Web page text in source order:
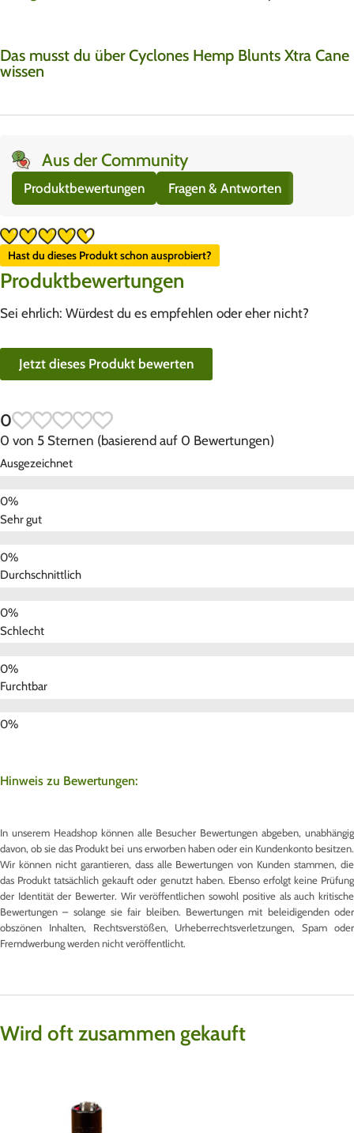
Das musst du über Cyclones Hemp Blunts Xtra Cane
wissen
Aus der Community
Produktbewertungen Fragen & Antworten
Hast du dieses Produkt schon ausprobiert?
Produktbewertungen
Sei ehrlich: Würdest du es empfehlen oder eher nicht?
Jetzt dieses Produkt bewerten
0
0 von 5 Sternen (basierend auf 0 Bewertungen)
Ausgezeichnet
Sehr gut
Durchschnittlich
Schlecht
Furchtbar
Hinweis zu Bewertungen:
In unserem Headshop können alle Besucher Bewertungen abgeben, unabhängig
davon, ob sie das Produkt bei uns erworben haben oder ein Kundenkonto besitzen.
Wir können nicht garantieren, dass alle Bewertungen von Kunden stammen, die
das Produkt tatsächlich gekauft oder genutzt haben. Ebenso erfolgt keine Prüfung
der Identität der Bewerter. Wir veröffentlichen sowohl positive als auch kritische
Bewertungen – solange sie fair bleiben. Bewertungen mit beleidigenden oder
obszönen Inhalten, Rechtsverstößen, Urheberrechtsverletzungen, Spam oder
Fremdwerbung werden nicht veröffentlicht.
Wird oft zusammen gekauft